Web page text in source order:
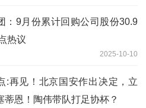
：9月份累计回购公司股份30.9
热议
2025-10-10
:再见！北京国安作出决定，立
蒂恩！陶伟带队打足协杯？